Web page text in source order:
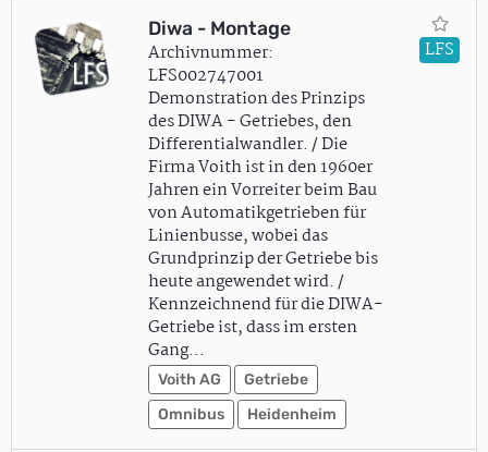
Diwa - Montage
Archivnummer:
LFS002747001
Demonstration des Prinzips
des DIWA - Getriebes, den
Differentialwandler. / Die
Firma Voith ist in den 1960er
Jahren ein Vorreiter beim Bau
von Automatikgetrieben für
Linienbusse, wobei das
Grundprinzip der Getriebe bis
heute angewendet wird. /
Kennzeichnend für die DIWA-
Getriebe ist, dass im ersten
Gang…
Voith AG
Getriebe
Omnibus
Heidenheim
LFS